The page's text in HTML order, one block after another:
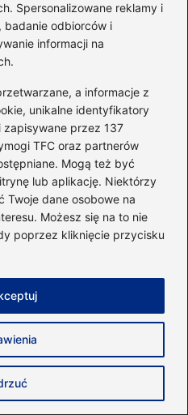
Spersonalizowane reklamy i
badanie odbiorców i
informacji na
a informacje z
unikalne identyfikatory
przez 137
TFC oraz partnerów
Mogą też być
lub aplikację. Niektórzy
dane osobowe na
Możesz się na to nie
poprzez kliknięcie przycisku
angażuje
intensywność
do
w porównaniu do
jak wpływa na
zużycie tlenu po
spala więcej
treningu. Dzięki
podczas biegu,
co
spalania energii.
odchudza?